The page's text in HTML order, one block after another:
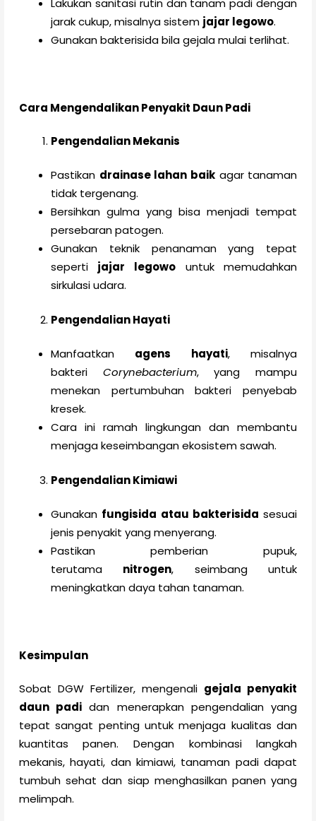
Lakukan sanitasi rutin dan tanam padi dengan
jarak cukup, misalnya sistem jajar legowo.
Gunakan bakterisida bila gejala mulai terlihat.
Cara Mengendalikan Penyakit Daun Padi
Pengendalian Mekanis
Pastikan drainase lahan baikagar tanaman
tidak tergenang.
Bersihkan gulma yang bisa menjadi tempat
persebaran patogen.
Gunakan teknik penanaman yang tepat
seperti jajar legowo untuk memudahkan
sirkulasi udara.
Pengendalian Hayati
Manfaatkan agens hayati, misalnya
bakteri Corynebacterium, yang mampu
menekan pertumbuhan bakteri penyebab
kresek.
Cara ini ramah lingkungan dan membantu
menjaga keseimbangan ekosistem sawah.
Pengendalian Kimiawi
Gunakan fungisida atau bakterisida sesuai
jenis penyakit yang menyerang.
Pastikan pemberian pupuk,
terutama nitrogen, seimbang untuk
meningkatkan daya tahan tanaman.
Kesimpulan
Sobat DGW Fertilizer, mengenali gejala penyakit
daun padi dan menerapkan pengendalian yang
tepat sangat penting untuk menjaga kualitas dan
kuantitas panen. Dengan kombinasi langkah
mekanis, hayati, dan kimiawi, tanaman padi dapat
tumbuh sehat dan siap menghasilkan panen yang
melimpah.